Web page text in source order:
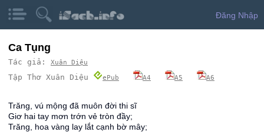
Đăng Nhập
Ca Tụng
Tác giả: Xuân Diệu
Tập Thơ Xuân Diệu ePub A4 A5 A6
Trăng, vú mộng đã muôn đời thi sĩ
Giơ hai tay mơn trớn vẻ tròn đầy;
Trăng, hoa vàng lay lắt cạnh bờ mây;